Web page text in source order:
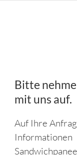
Bitte
mit uns auf.
Auf Ihre